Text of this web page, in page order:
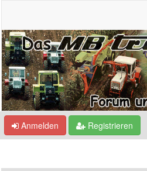
Anmelden Registrieren